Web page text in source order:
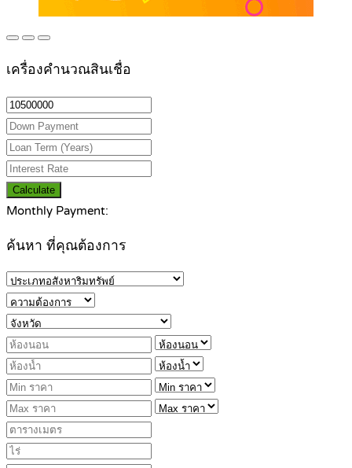
เครื่องคำนวณสินเชื่อ
Calculate
Monthly Payment:
ค้นหา ที่คุณต้องการ